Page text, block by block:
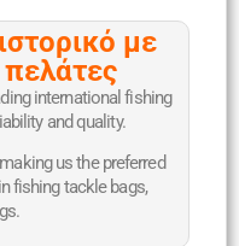
με
international fishing
and quality.
us the preferred
fishing tackle bags,